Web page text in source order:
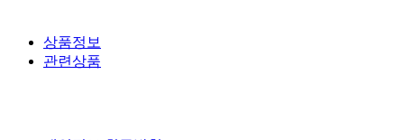
상품정보
관련상품